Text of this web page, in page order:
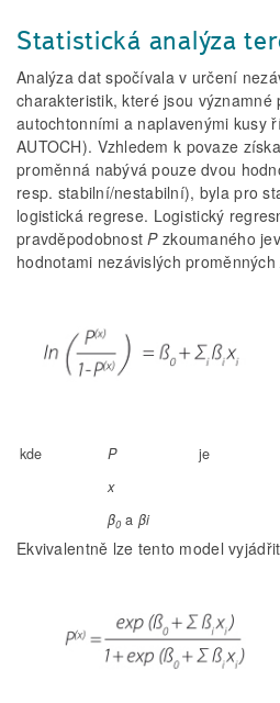
Statistická analýza
Analýza dat spočívala v určení
charakteristik, které jsou významné
autochtonními a naplavenými kusy
AUTOCH). Vzhledem k povaze
proměnná nabývá pouze dvou
resp. stabilní/nestabilní), byla pro
logistická regrese. Logistický
pravděpodobnostPzkoumaného
hodnotami nezávislých proměnných
kde P je
x
β0 a βi
Ekvivalentně lze tento model